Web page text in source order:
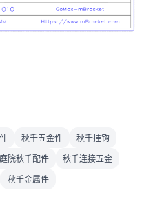
秋千五金件
秋千挂钩
庭院秋千配件
秋千连接五金
秋千金属件